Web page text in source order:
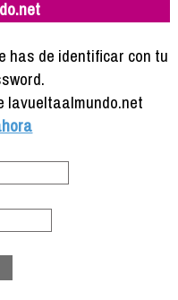
has de identificar con tu
lavueltaalmundo.net